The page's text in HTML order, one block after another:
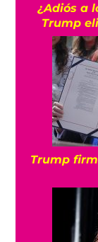
¿Adiós a
Trump
Trump